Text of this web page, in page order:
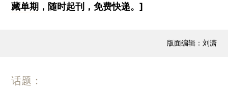
藏单期 ，随时起刊，免费快递。]
版面编辑：刘潇
话题：